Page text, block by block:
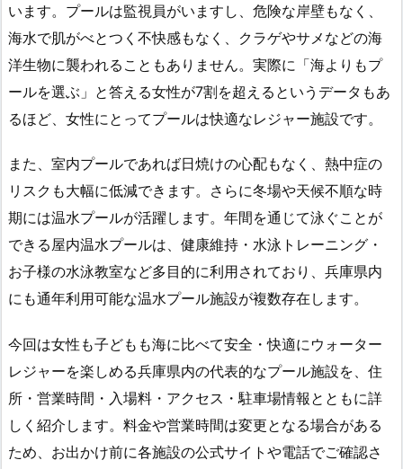
います。プールは監視員がいますし、危険な岸壁もなく、
海水で肌がべとつく不快感もなく、クラゲやサメなどの海
洋生物に襲われることもありません。実際に「海よりもプ
ールを選ぶ」と答える女性が7割を超えるというデータもあ
るほど、女性にとってプールは快適なレジャー施設です。
また、室内プールであれば日焼けの心配もなく、熱中症の
リスクも大幅に低減できます。さらに冬場や天候不順な時
期には温水プールが活躍します。年間を通じて泳ぐことが
できる屋内温水プールは、健康維持・水泳トレーニング・
お子様の水泳教室など多目的に利用されており、兵庫県内
にも通年利用可能な温水プール施設が複数存在します。
今回は女性も子どもも海に比べて安全・快適にウォーター
レジャーを楽しめる兵庫県内の代表的なプール施設を、住
所・営業時間・入場料・アクセス・駐車場情報とともに詳
しく紹介します。料金や営業時間は変更となる場合がある
ため、お出かけ前に各施設の公式サイトや電話でご確認さ